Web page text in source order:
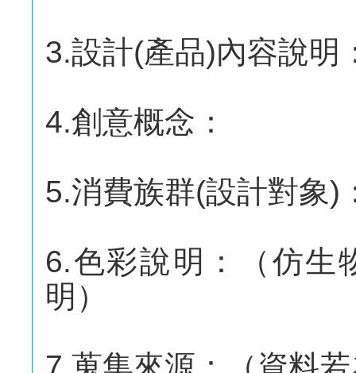
3.設計(產品)內容說明
4.創意概念：
5.消費族群(設計對象)
6.色彩說明：（仿生
明）